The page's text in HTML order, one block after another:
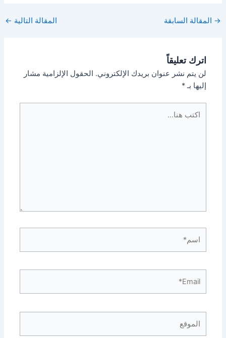
Post
→ المقالة السابقة المقالة التالية ←
اترك تعليقاً
لن يتم نشر عنوان بريدك الإلكتروني. الحقول الإلزامية مشار
إليها بـ*
هنا...